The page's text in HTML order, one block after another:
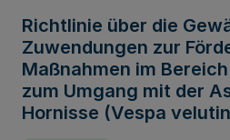
Richtlinie über die
Zuwendungen zur
Maßnahmen im
zum Umgang mit der
Hornisse (Vespa